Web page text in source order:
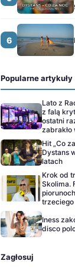
6
Popularne artykuły
Lato z
z falą
ostatni
zabrakło
Hit „Co
Dystans
latach
Krok od
Skolima.
trzeciego
Iness
disco
Zagłosuj